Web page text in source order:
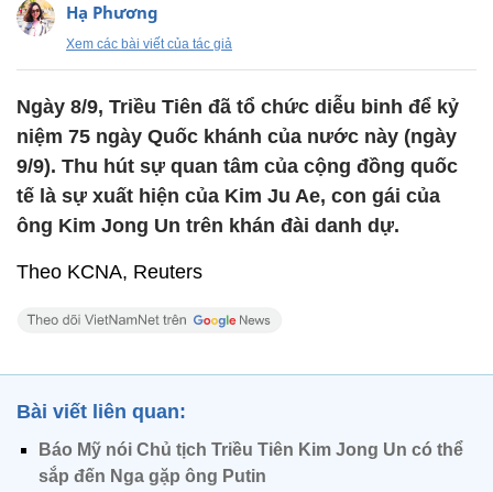
Hạ Phương
Xem các bài viết của tác giả
Ngày 8/9, Triều Tiên đã tổ chức diễu binh để kỷ
niệm 75 ngày Quốc khánh của nước này (ngày
9/9). Thu hút sự quan tâm của cộng đồng quốc
tế là sự xuất hiện của Kim Ju Ae, con gái của
ông Kim Jong Un trên khán đài danh dự.
Theo KCNA, Reuters
Bài viết liên quan:
Báo Mỹ nói Chủ tịch Triều Tiên Kim Jong Un có thể
sắp đến Nga gặp ông Putin